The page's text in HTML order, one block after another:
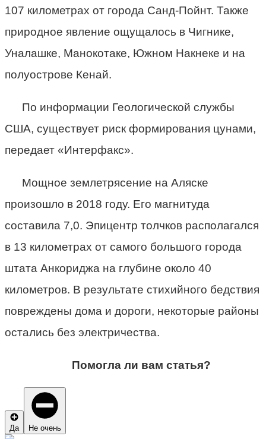
107 километрах от города Санд-Пойнт. Также
природное явление ощущалось в Чигнике,
Уналашке, Манокотаке, Южном Накнеке и на
полуострове Кенай.
По информации Геологической службы
США, существует риск формирования цунами,
передает «Интерфакс».
Мощное землетрясение на Аляске
произошло в 2018 году. Его магнитуда
составила 7,0. Эпицентр толчков располагался
в 13 километрах от самого большого города
штата Анкориджа на глубине около 40
километров. В результате стихийного бедствия
повреждены дома и дороги, некоторые районы
остались без электричества.
Помогла ли вам статья?
Да Не очень